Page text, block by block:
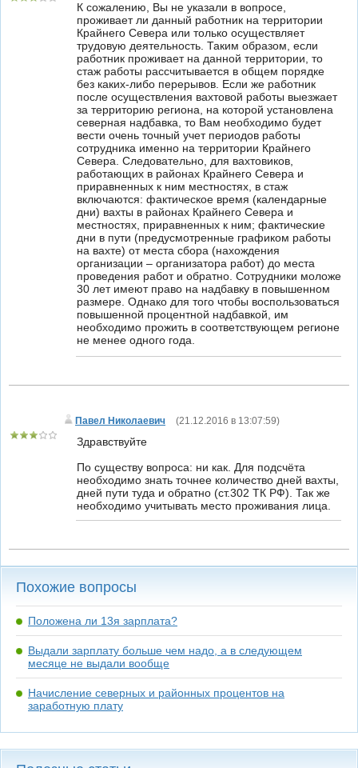
К сожалению, Вы не указали в вопросе,
проживает ли данный работник на территории
Крайнего Севера или только осуществляет
трудовую деятельность. Таким образом, если
работник проживает на данной территории, то
стаж работы рассчитывается в общем порядке
без каких-либо перерывов. Если же работник
после осуществления вахтовой работы выезжает
за территорию региона, на которой установлена
северная надбавка, то Вам необходимо будет
вести очень точный учет периодов работы
сотрудника именно на территории Крайнего
Севера. Следовательно, для вахтовиков,
работающих в районах Крайнего Севера и
приравненных к ним местностях, в стаж
включаются: фактическое время (календарные
дни) вахты в районах Крайнего Севера и
местностях, приравненных к ним; фактические
дни в пути (предусмотренные графиком работы
на вахте) от места сбора (нахождения
организации – организатора работ) до места
проведения работ и обратно. Сотрудники моложе
30 лет имеют право на надбавку в повышенном
размере. Однако для того чтобы воспользоваться
повышенной процентной надбавкой, им
необходимо прожить в соответствующем регионе
не менее одного года.
Павел Николаевич (21.12.2016 в 13:07:59)
Здравствуйте
По существу вопроса: ни как. Для подсчёта
необходимо знать точнее количество дней вахты,
дней пути туда и обратно (ст.302 ТК РФ). Так же
необходимо учитывать место проживания лица.
Похожие вопросы
Положена ли 13я зарплата?
Выдали зарплату больше чем надо, а в следующем
месяце не выдали вообще
Начисление северных и районных процентов на
заработную плату